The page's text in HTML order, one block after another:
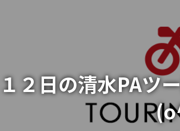
２日の清水PAツ